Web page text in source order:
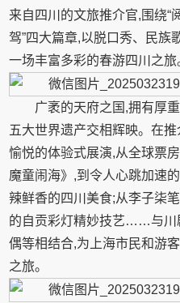
来自四川的文旅推介官,围绕“
驾”四大篇章,以脱口秀、民族
一场丰富多彩的春游四川之旅
广袤的天府之国,拥有厚
五大世界遗产交相辉映。在
愉悦的体验式展演,从全球票
魔童闹海》,到令人心跳加速
辣鲜香的四川美食;从李子柒
的自贡彩灯精妙技艺……与川
偶等相结合,为上海市民和游
之旅。